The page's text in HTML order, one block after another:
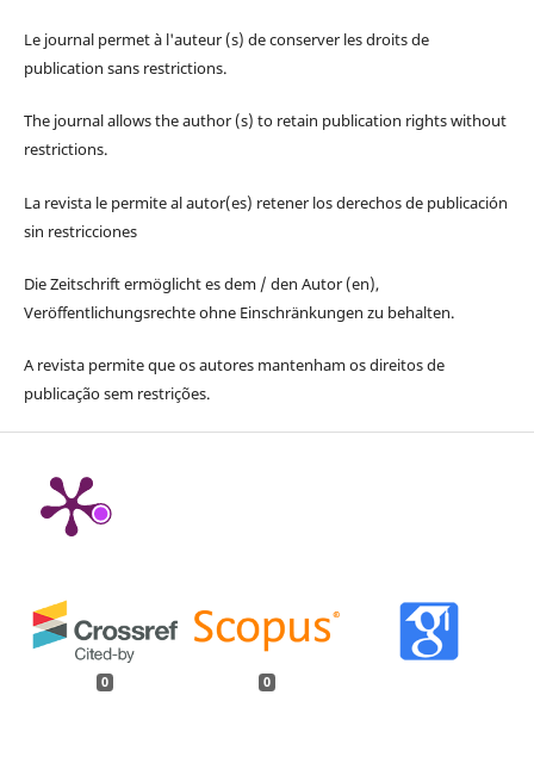
Le journal permet à l'auteur (s) de conserver les droits de
publication sans restrictions.
The journal allows the author (s) to retain publication rights without
restrictions.
La revista le permite al autor(es) retener los derechos de publicación
sin restricciones
Die Zeitschrift ermöglicht es dem / den Autor (en),
Veröffentlichungsrechte ohne Einschränkungen zu behalten.
A revista permite que os autores mantenham os direitos de
publicação sem restrições.
0 0